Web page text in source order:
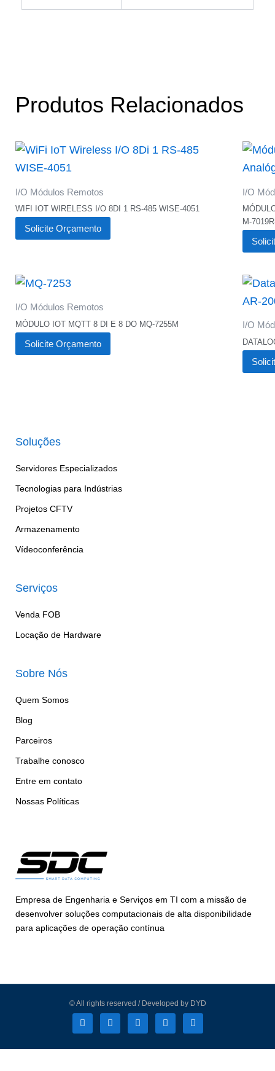
Produtos Relacionados
I/O Módulos Remotos
WIFI IOT WIRELESS I/O 8DI 1 RS-485 WISE-4051
Solicite Orçamento
I/O
M-
I/O Módulos Remotos
MÓDULO IOT MQTT 8 DI E 8 DO MQ-7255M
Solicite Orçamento
I/O
Soluções
Servidores Especializados
Tecnologias para Indústrias
Projetos CFTV
Armazenamento
Vídeoconferência
Serviços
Venda FOB
Locação de Hardware
Sobre Nós
Quem Somos
Blog
Parceiros
Trabalhe conosco
Entre em contato
Nossas Políticas
Empresa de Engenharia e Serviços em TI com a missão de
desenvolver soluções computacionais de alta disponibilidade
para aplicações de operação contínua
© All rights reserved / Developed by DYD
L
i
n
F
a
c
I
n
s
T
w
i
Y
o
u